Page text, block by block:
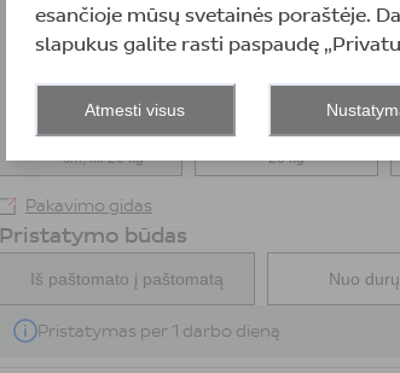
XS
cm, iki 20 kg
S
20 kg
Pakavimo gidas
Pristatymo būdas
Iš paštomato į paštomatą Nuo
Pristatymas per 1 darbo dieną
esančioje mūsų svetainės poraštėje.
slapukus galite rasti paspaudę
Atmesti visus